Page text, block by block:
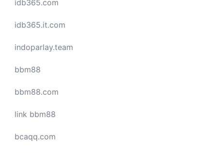
idb365.com
idb365.it.com
indoparlay.team
bbm88
bbm88.com
link bbm88
bcaqq.com